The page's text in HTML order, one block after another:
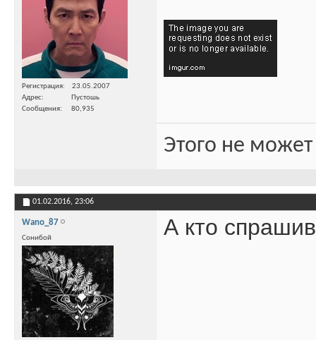
Регистрация
23.05.2007
Адрес
Пустошь
Сообщения
80,935
Этого не
01.02.2016, 23:06
Wano_87
Сонибой А кто